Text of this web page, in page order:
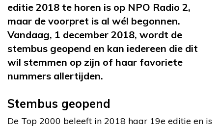
editie 2018 te horen is op NPO Radio 2,
maar de voorpret is al wél begonnen.
Vandaag, 1 december 2018, wordt de
stembus geopend en kan iedereen die dit
wil stemmen op zijn of haar favoriete
nummers allertijden.
Stembus geopend
De Top 2000 beleeft in 2018 haar 19e editie en is